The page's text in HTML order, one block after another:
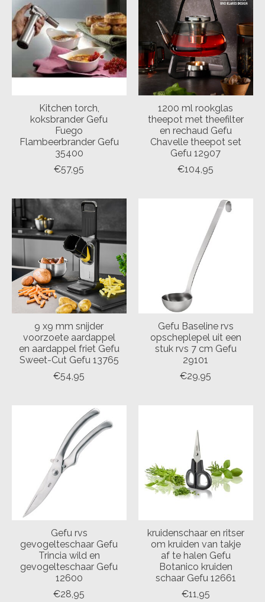
Kitchen torch,
koksbrander Gefu
Fuego
Flambeerbrander Gefu
35400
€57,95
1200 ml rookglas
theepot met theefilter
en rechaud Gefu
Chavelle theepot set
Gefu 12907
€104,95
9 x9 mm snijder
voorzoete aardappel
en aardappel friet Gefu
Sweet-Cut Gefu 13765
€54,95
Gefu Baseline rvs
opscheplepel uit een
stuk rvs 7 cm Gefu
29101
€29,95
Gefu rvs
gevogelteschaar Gefu
Trincia wild en
gevogelteschaar Gefu
12600
€28,95
kruidenschaar en ritser
om kruiden van takje
af te halen Gefu
Botanico kruiden
schaar Gefu 12661
€11,95